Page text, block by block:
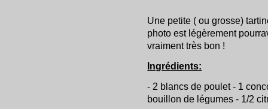
Une petite ( ou grosse)
photo est légèrement
vraiment très bon !
Ingrédients:
- 2 blancs de poulet - 1
bouillon de légumes - 1/2